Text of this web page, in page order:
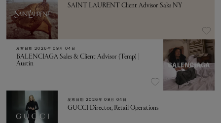
SAINT LAURENT Client Advisor Saks NY
发布日期 2026年 08月 04日
BALENCIAGA Sales & Client Advisor (Temp) |
Austin
发布日期 2026年 08月 04日
GUCCI Director, Retail Operations